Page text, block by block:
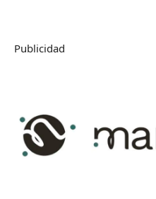
Publicidad